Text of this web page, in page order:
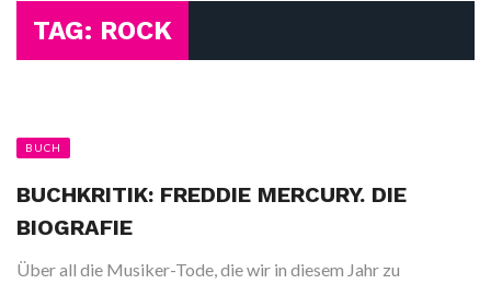
TAG: ROCK
BUCH
BUCHKRITIK: FREDDIE MERCURY. DIE
BIOGRAFIE
Über all die Musiker-Tode, die wir in diesem Jahr zu